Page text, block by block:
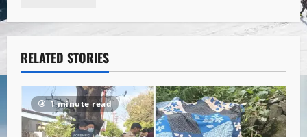
RELATED STORIES
1 minute read